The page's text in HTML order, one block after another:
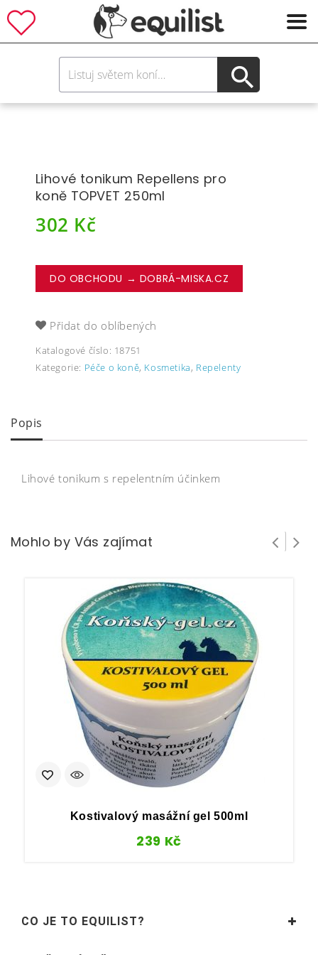
Lihové tonikum Repellens pro
koně TOPVET 250ml
302 Kč
DO OBCHODU → DOBRÁ-MISKA.CZ
Přidat do oblíbených
Katalogové číslo: 18751
Kategorie: Péče o koně, Kosmetika, Repelenty
Popis
Lihové tonikum s repelentním účinkem
Mohlo by Vás zajímat
Kostivalový masážní gel 500ml
239 Kč
CO JE TO EQUILIST?